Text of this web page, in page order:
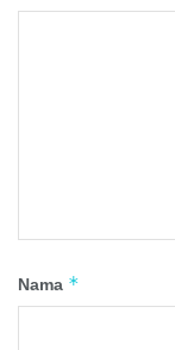
Nama *